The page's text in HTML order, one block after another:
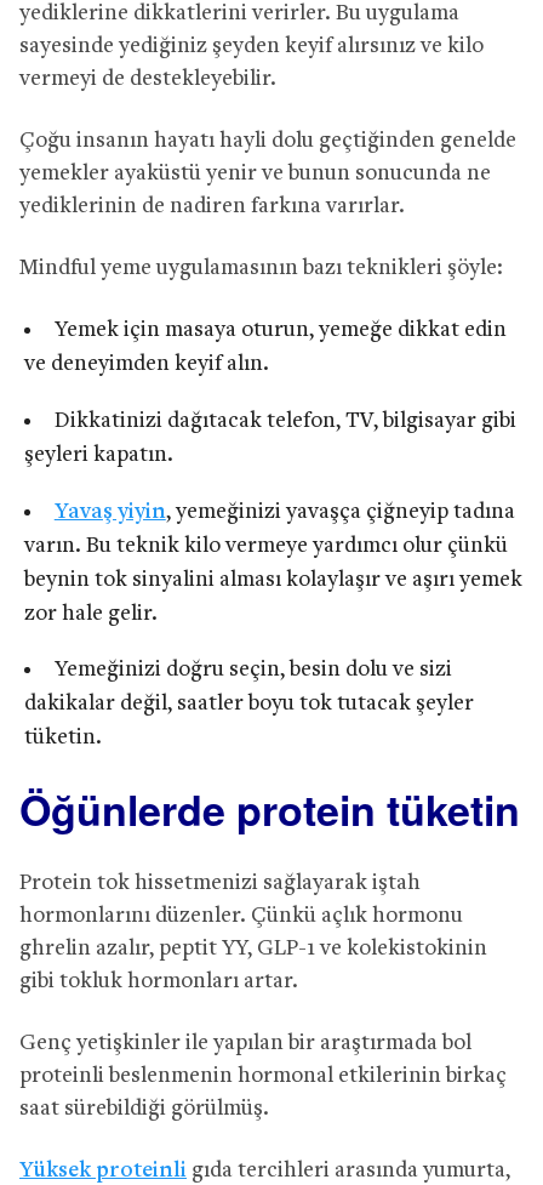
yediklerine dikkatlerini verirler. Bu uygulama
sayesinde yediğiniz şeyden keyif alırsınız ve kilo
vermeyi de destekleyebilir.
Çoğu insanın hayatı hayli dolu geçtiğinden genelde
yemekler ayaküstü yenir ve bunun sonucunda ne
yediklerinin de nadiren farkına varırlar.
Mindful yeme uygulamasının bazı teknikleri şöyle:
Yemek için masaya oturun, yemeğe dikkat edin
ve deneyimden keyif alın.
Dikkatinizi dağıtacak telefon, TV, bilgisayar gibi
şeyleri kapatın.
Yavaş yiyin, yemeğinizi yavaşça çiğneyip tadına
varın. Bu teknik kilo vermeye yardımcı olur çünkü
beynin tok sinyalini alması kolaylaşır ve aşırı yemek
zor hale gelir.
Yemeğinizi doğru seçin, besin dolu ve sizi
dakikalar değil, saatler boyu tok tutacak şeyler
tüketin.
Öğünlerde protein tüketin
Protein tok hissetmenizi sağlayarak iştah
hormonlarını düzenler. Çünkü açlık hormonu
ghrelin azalır, peptit YY, GLP-1 ve kolekistokinin
gibi tokluk hormonları artar.
Genç yetişkinler ile yapılan bir araştırmada bol
proteinli beslenmenin hormonal etkilerinin birkaç
saat sürebildiği görülmüş.
Yüksek proteinli gıda tercihleri arasında yumurta,